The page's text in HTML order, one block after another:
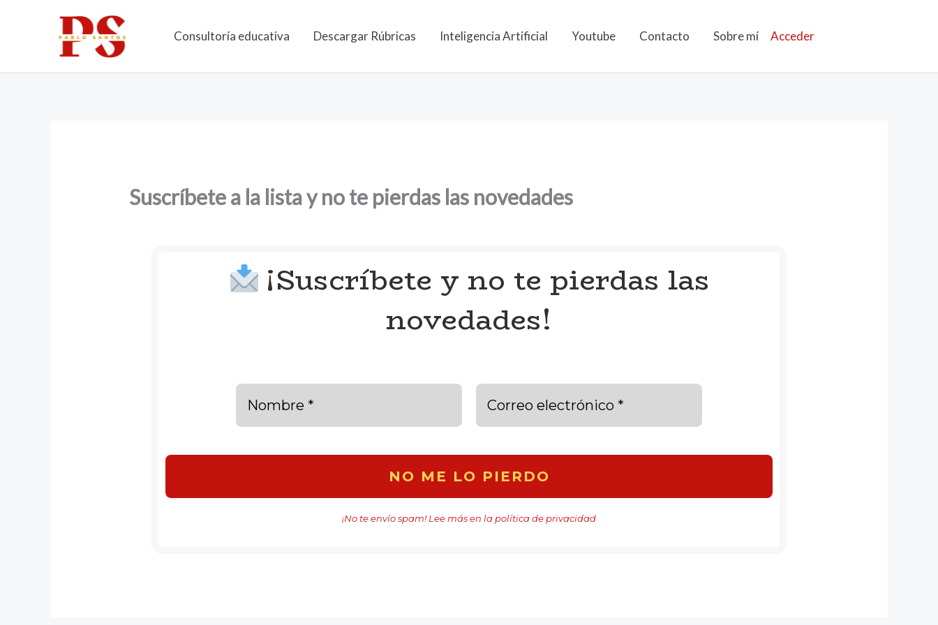
Consultoría educativa Descargar Rúbricas Inteligencia Artificial Youtube Contacto Sobre mí Acceder
Suscríbete a la lista y no te pierdas las novedades
¡Suscríbete y no te pierdas las
novedades!
¡No te envío spam! Lee más en lapolítica de privacidad